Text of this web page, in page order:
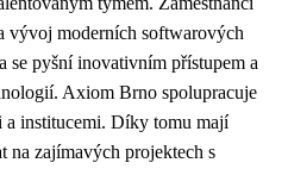
vývoj moderních softwarových
se pyšní inovativním přístupem a
Axiom Brno spolupracuje
institucemi. Díky tomu mají
na zajímavých projektech s